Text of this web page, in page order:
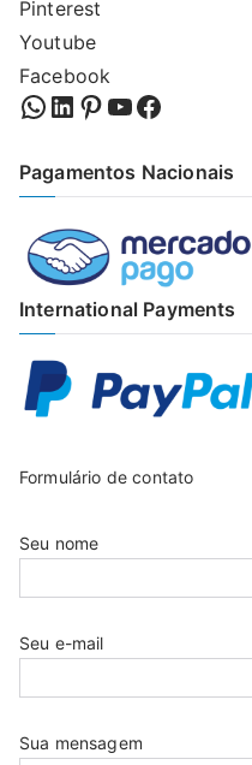
Pinterest
Youtube
Facebook
WhatsApp
LinkedIn
Pinterest
YouTube
Facebook
Pagamentos Nacionais
International Payments
Formulário de contato
Seu nome
Seu e-mail
Sua mensagem